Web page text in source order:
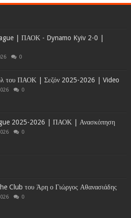
| ΠΑΟΚ - Dynamo Kyiv 2-0 |
0
του ΠΑΟΚ | Σεζόν 2025-2026 | Video
0
2025-2026 | ΠΑΟΚ | Ανασκόπηση
0
Club του Άρη ο Γιώργος Αθανασιάδης
0